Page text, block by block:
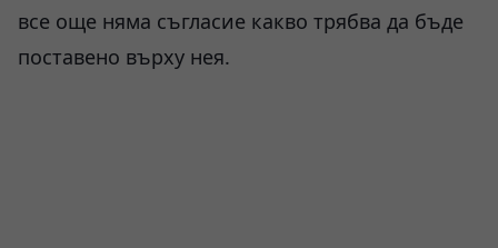
все още няма съгласие какво трябва да бъде
поставено върху нея.